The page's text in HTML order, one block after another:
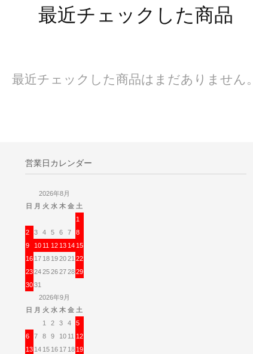
最近チェックした商品
最近チェックした商品はまだありません。
営業日カレンダー
2026年8月
日 月 火 水 木 金 土
1
2
3 4 5 6 7
8
9
10 11 12 13 14 15
16 17 18 192021 22
23242526272829
3031
2026年9月
日 月 火 水 木 金 土
1
2 3 4
5
6
7 8 9 10 11 12
13 14 15 16 17 18 19